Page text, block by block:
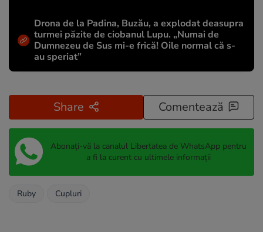
Drona de la Padina, Buzău, a explodat deasupra
turmei păzite de ciobanul Lupu. „Numai de
Dumnezeu de Sus mi-e frică! Oile normal că s-
au speriat”
Share Comentează
Abonați-vă la canalul Libertatea de WhatsApp pentru
a fi la curent cu ultimele informații
Ruby Cupluri